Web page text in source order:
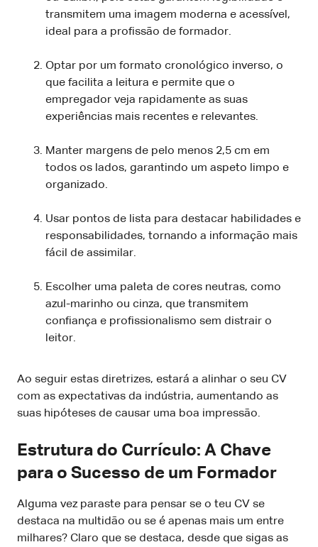
transmitem uma imagem moderna e acessível,
ideal para a profissão de formador.
Optar por um formato cronológico inverso, o
que facilita a leitura e permite que o
empregador veja rapidamente as suas
experiências mais recentes e relevantes.
Manter margens de pelo menos 2,5 cm em
todos os lados, garantindo um aspeto limpo e
organizado.
Usar pontos de lista para destacar habilidades e
responsabilidades, tornando a informação mais
fácil de assimilar.
Escolher uma paleta de cores neutras, como
azul-marinho ou cinza, que transmitem
confiança e profissionalismo sem distrair o
leitor.
Ao seguir estas diretrizes, estará a alinhar o seu CV
com as expectativas da indústria, aumentando as
suas hipóteses de causar uma boa impressão.
Estrutura do Currículo: A Chave
para o Sucesso de um Formador
Alguma vez paraste para pensar se o teu CV se
destaca na multidão ou se é apenas mais um entre
milhares? Claro que se destaca, desde que sigas as